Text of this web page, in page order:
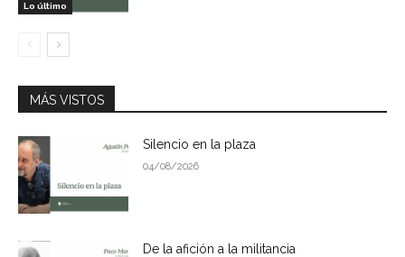
Lo último
MÁS VISTOS
Silencio en la plaza
04/08/2026
De la afición a la militancia